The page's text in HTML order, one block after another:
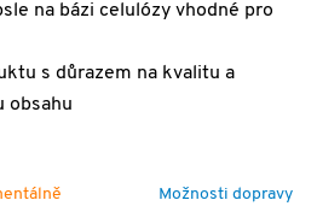
na bázi celulózy vhodné pro
s důrazem na kvalitu a
obsahu
Možnosti dopravy